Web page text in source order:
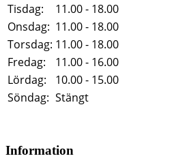
Tisdag:
11.00 - 18.00
Onsdag: 11.00 - 18.00
Torsdag: 11.00 - 18.00
Fredag:
11.00 - 16.00
Lördag:
10.00 - 15.00
Söndag: Stängt
Information